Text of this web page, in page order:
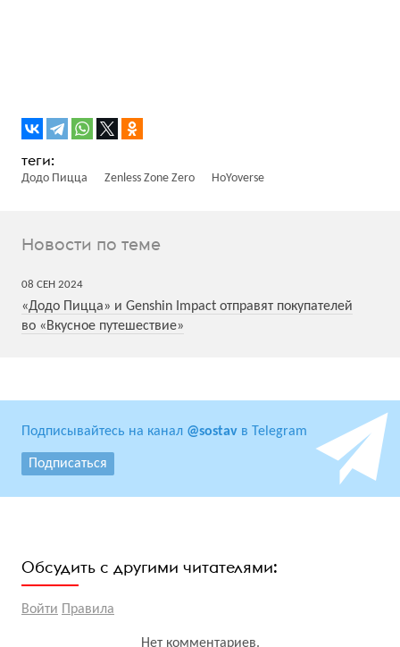
Додо Пицца Zenless Zone Zero HoYoverse
Новости по теме
08 СЕН 2024
«Додо Пицца» и Genshin Impact отправят покупателей
во «Вкусное путешествие»
Подписывайтесь на канал @sostav в Telegram
Подписаться
Обсудить с другими читателями:
Войти Правила
Нет комментариев.